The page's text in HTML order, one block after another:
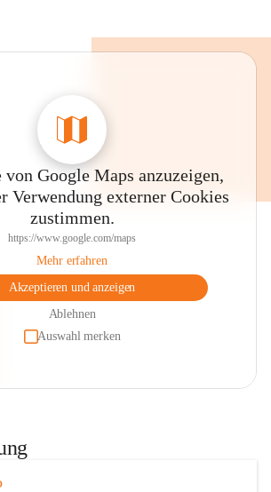
Google Maps anzuzeigen,
Verwendung externer Cookies
zustimmen.
https://www.google.com/maps
Mehr erfahren
Akzeptieren und anzeigen
Ablehnen
Auswahl merken